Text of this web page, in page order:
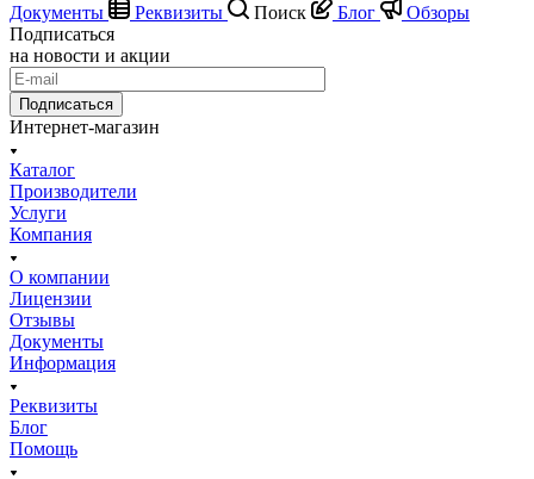
Документы
Реквизиты Поиск Блог
Обзоры
Подписаться
на новости и акции
Подписаться
Интернет-магазин
Каталог
Производители
Услуги
Компания
О компании
Лицензии
Отзывы
Документы
Информация
Реквизиты
Блог
Помощь